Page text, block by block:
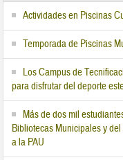
Actividades en Piscinas
Temporada de Piscinas
Los Campus de
para disfrutar del deporte
Más de dos mil
Bibliotecas Municipales y
a la PAU